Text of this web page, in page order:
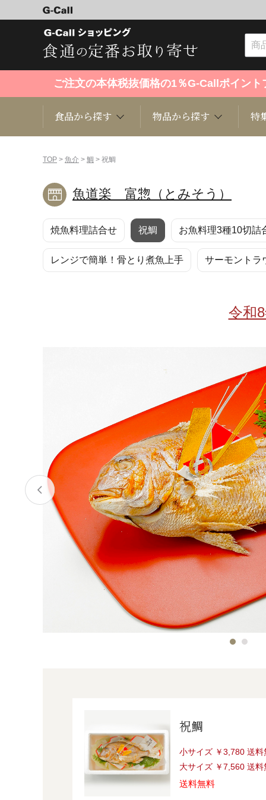
ご注文の本体税抜価格の1％G-Callポイン
食品から探す
くだもの
洋菓子 和菓子
お酒 珈琲/
旬の食
物品から探す
趣味・雑貨
キッチン用品 ファッ
家電 キッズ
ペット
特
TOP > 魚介 > 鯛 > 祝鯛
魚道楽 富惣（とみそう）
焼魚料理詰合せ 祝鯛 お魚料理3種10切詰
レンジで簡単！骨とり煮魚上手 サーモントラ
令和
祝鯛
小サイズ ￥3,780 送料
大サイズ ￥7,560 送料
送料無料